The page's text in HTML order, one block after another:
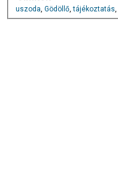
uszoda, Gödöllő,tájékoztatás,